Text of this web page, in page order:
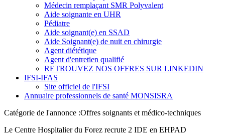
Médecin remplaçant SMR Polyvalent
Aide soignante en UHR
Pédiatre
Aide soignant(e) en SSAD
Aide Soignant(e) de nuit en chirurgie
Agent diététique
Agent d'entretien qualifié
RETROUVEZ NOS OFFRES SUR LINKEDIN
IFSI-IFAS
Site officiel de l'IFSI
Annuaire professionnels de santé MONSISRA
Catégorie de l'annonce :Offres soignants et médico-techniques
Le Centre Hospitalier du Forez recrute 2 IDE en EHPAD